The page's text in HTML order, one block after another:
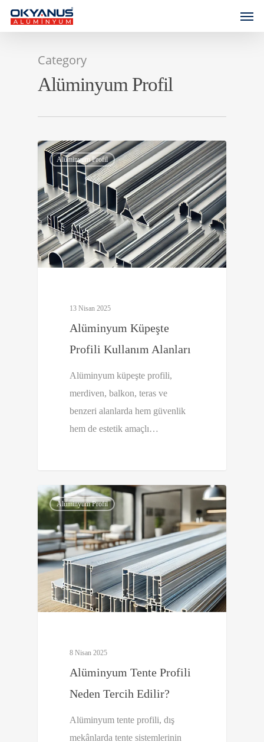
Category
Alüminyum Profil
Alüminyum Profil
13 Nisan 2025
Alüminyum Küpeşte
Profili Kullanım Alanları
Alüminyum küpeşte profili,
merdiven, balkon, teras ve
benzeri alanlarda hem güvenlik
hem de estetik amaçlı…
0
Alüminyum Profil
8 Nisan 2025
Alüminyum Tente Profili
Neden Tercih Edilir?
Alüminyum tente profili, dış
mekânlarda tente sistemlerinin